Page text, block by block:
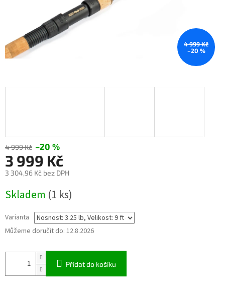
4 999 Kč
–20 %
4 999 Kč –20 %
3 999 Kč
3 304,96 Kč bez DPH
cena:
Skladem (1 ks)
Varianta
Můžeme doručit do: 12.8.2026
Přidat do košíku